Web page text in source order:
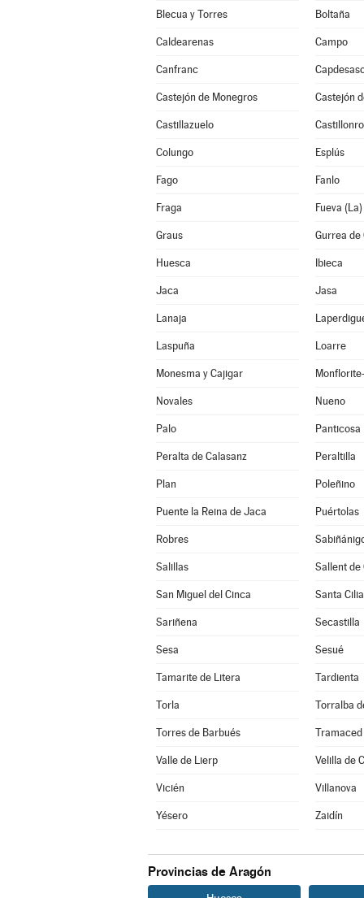
Blecua y Torres Boltaña
Caldearenas Campo
Canfranc
Castejón de Monegros Castejón
Castillazuelo
Colungo Esplús
Fago Fanlo
Fraga Fueva (La)
Graus Gurrea de
Huesca Ibieca
Jaca Jasa
Lanaja
Laspuña Loarre
Monesma y Cajigar
Novales Nueno
Palo Panticosa
Peralta de Calasanz Peraltilla
Plan Poleñino
Puente la Reina de Jaca Puértolas
Robres
Salillas Sallent de
San Miguel del Cinca Santa Cilia
Sariñena Secastilla
Sesa Sesué
Tamarite de Litera Tardienta
Torla Torralba
Torres de Barbués Tramaced
Valle de Lierp Velilla de
Vicién Villanova
Yésero Zaidín
Provincias de Aragón